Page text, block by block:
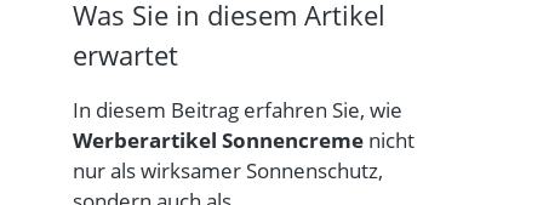
Was Sie in diesem Artikel
erwartet
In diesem Beitrag erfahren Sie, wie
Werberartikel Sonnencreme nicht
nur als wirksamer Sonnenschutz,